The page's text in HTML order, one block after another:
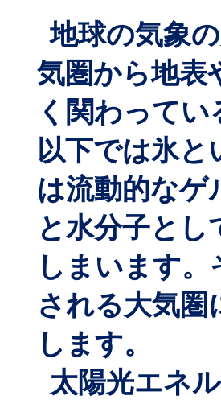
地球の気象
気圏から地表
く関わって
以下では氷と
は流動的なゲ
と水分子と
しまいます
される大気圏
します。
太陽光エネ